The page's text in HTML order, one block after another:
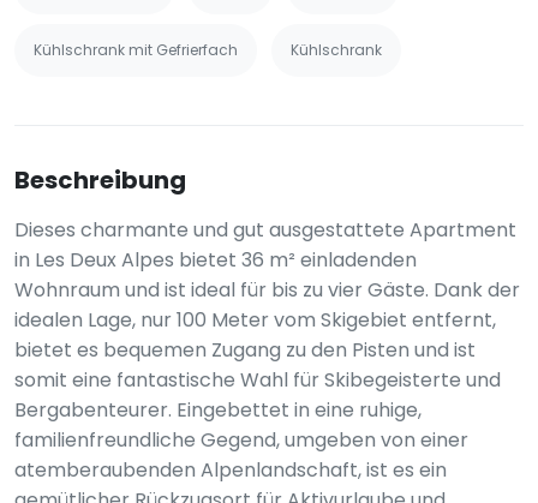
Kühlschrank mit Gefrierfach Kühlschrank
Beschreibung
Dieses charmante und gut ausgestattete Apartment
in Les Deux Alpes bietet 36 m² einladenden
Wohnraum und ist ideal für bis zu vier Gäste. Dank der
idealen Lage, nur 100 Meter vom Skigebiet entfernt,
bietet es bequemen Zugang zu den Pisten und ist
somit eine fantastische Wahl für Skibegeisterte und
Bergabenteurer. Eingebettet in eine ruhige,
familienfreundliche Gegend, umgeben von einer
atemberaubenden Alpenlandschaft, ist es ein